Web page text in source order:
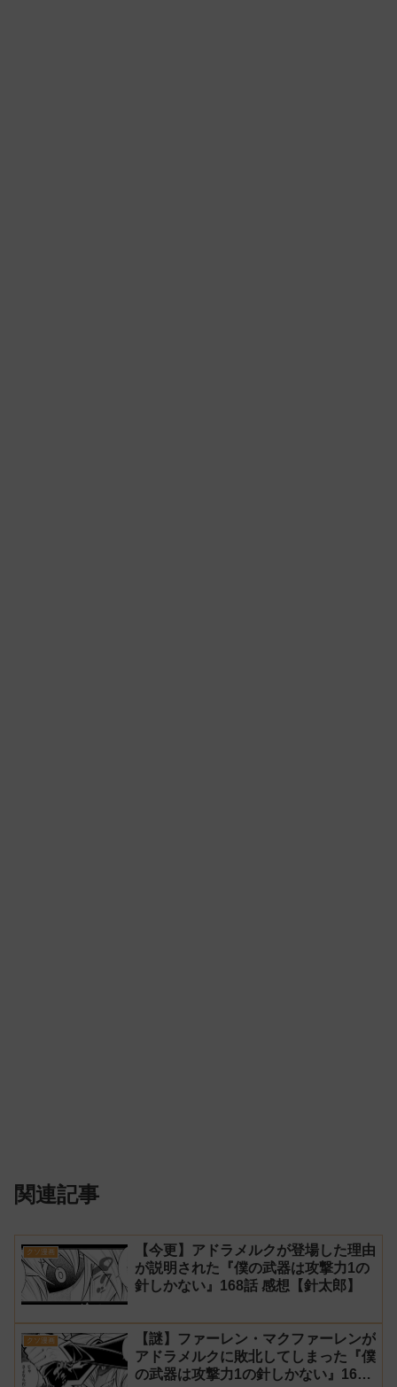
関連記事
クソ漫画
【今更】アドラメルクが登場した理由
が説明された『僕の武器は攻撃力1の
針しかない』168話 感想【針太郎】
クソ漫画
【謎】ファーレン・マクファーレンが
アドラメルクに敗北してしまった『僕
の武器は攻撃力1の針しかない』167